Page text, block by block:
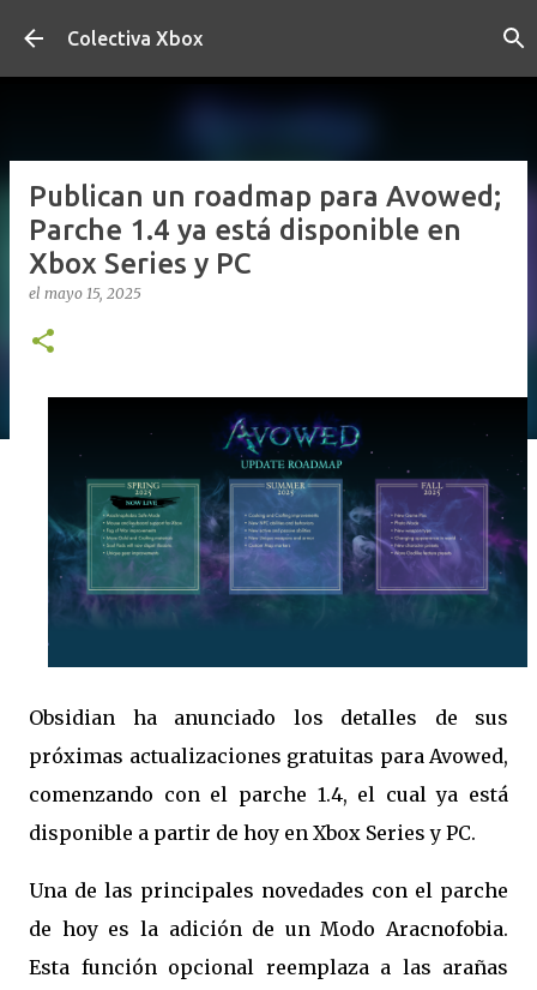
Ir al contenido principal
Colectiva Xbox
Publican un roadmap para Avowed;
Parche 1.4 ya está disponible en
Xbox Series y PC
el mayo 15, 2025
Obsidian ha anunciado los detalles de sus
próximas actualizaciones gratuitas para Avowed,
comenzando con el parche 1.4, el cual ya está
disponible a partir de hoy en Xbox Series y PC.
Una de las principales novedades con el parche
de hoy es la adición de un Modo Aracnofobia.
Esta función opcional reemplaza a las arañas